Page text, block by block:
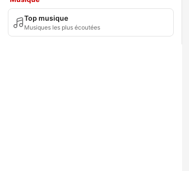
Top musique
Musiques les plus écoutées